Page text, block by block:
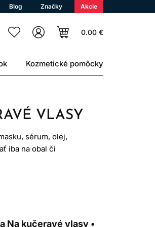
Blog Značky Akcie
0.00 €
Kozmetické pomôcky
VLASY
sérum, olej,
iba na obal či
vlasovú
Na kučeravé vlasy •